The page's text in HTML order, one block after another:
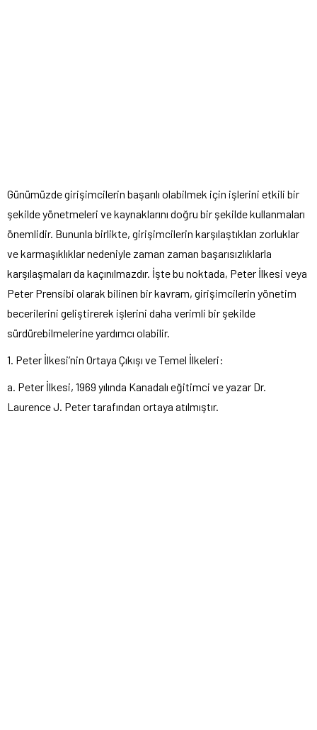
Günümüzde girişimcilerin başarılı olabilmek için işlerini etkili bir
şekilde yönetmeleri ve kaynaklarını doğru bir şekilde kullanmaları
önemlidir. Bununla birlikte, girişimcilerin karşılaştıkları zorluklar
ve karmaşıklıklar nedeniyle zaman zaman başarısızlıklarla
karşılaşmaları da kaçınılmazdır. İşte bu noktada, Peter İlkesi veya
Peter Prensibi olarak bilinen bir kavram, girişimcilerin yönetim
becerilerini geliştirerek işlerini daha verimli bir şekilde
sürdürebilmelerine yardımcı olabilir.
1. Peter İlkesi’nin Ortaya Çıkışı ve Temel İlkeleri:
a. Peter İlkesi, 1969 yılında Kanadalı eğitimci ve yazar Dr.
Laurence J. Peter tarafından ortaya atılmıştır.